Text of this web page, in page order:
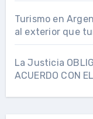
Turismo en
al exterior que
La Justicia
ACUERDO CON